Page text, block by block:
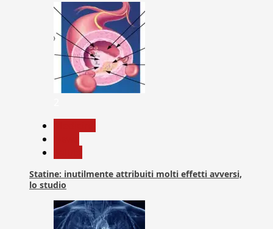
Statine: inutilmente attribuiti molti effetti avversi,
lo studio